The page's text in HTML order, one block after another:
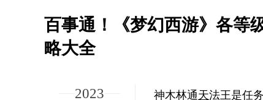
百事通！《梦幻西游》各等
略大全
2023
神木林通天法王是任